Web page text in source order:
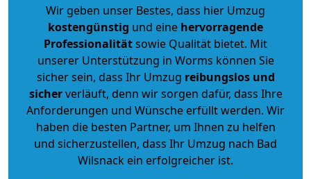
Wir geben unser Bestes, dass hier Umzug
kostengünstig und eine hervorragende
Professionalitätsowie Qualität bietet. Mit
unserer Unterstützung in Worms können Sie
sicher sein, dass Ihr Umzug reibungslos und
sicherverläuft, denn wir sorgen dafür, dass Ihre
Anforderungen und Wünsche erfüllt werden. Wir
haben die besten Partner, um Ihnen zu helfen
und sicherzustellen, dass Ihr Umzug nach Bad
Wilsnack ein erfolgreicher ist.